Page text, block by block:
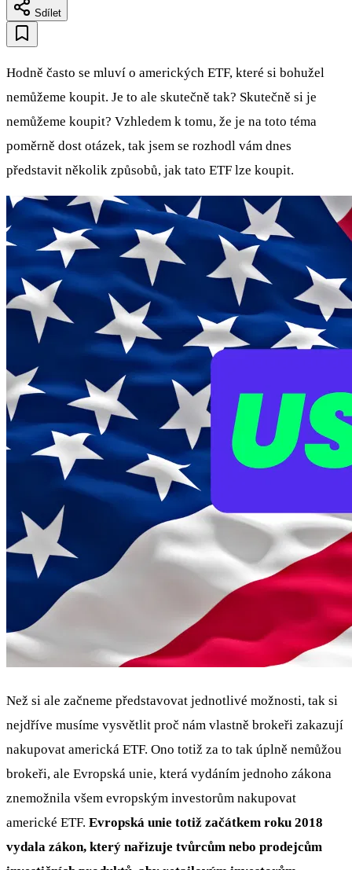
Sdílet
Hodně často se mluví o amerických ETF, které si bohužel
nemůžeme koupit. Je to ale skutečně tak? Skutečně si je
nemůžeme koupit? Vzhledem k tomu, že je na toto téma
poměrně dost otázek, tak jsem se rozhodl vám dnes
představit několik způsobů, jak tato ETF lze koupit.
Než si ale začneme představovat jednotlivé možnosti, tak si
nejdříve musíme vysvětlit proč nám vlastně brokeři zakazují
nakupovat americká ETF. Ono totiž za to tak úplně nemůžou
brokeři, ale Evropská unie, která vydáním jednoho zákona
znemožnila všem evropským investorům nakupovat
americké ETF. Evropská unie totiž začátkem roku 2018
vydala zákon, který nařizuje tvůrcům nebo prodejcům